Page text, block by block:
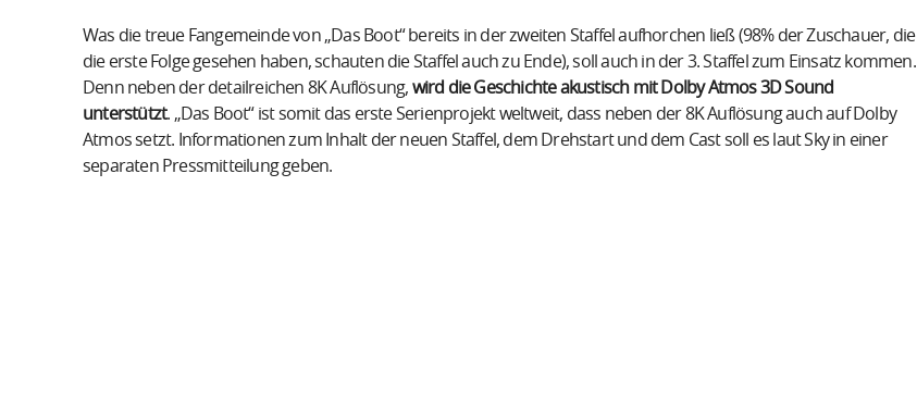
Was die treue Fangemeinde von „Das Boot“ bereits in der zweiten Staffel aufhorchen ließ (98% der Zuschauer, die
die erste Folge gesehen haben, schauten die Staffel auch zu Ende), soll auch in der 3. Staffel zum Einsatz kommen.
Denn neben der detailreichen 8K Auflösung, wird die Geschichte akustisch mit Dolby Atmos 3D Sound
unterstützt. „Das Boot“ ist somit das erste Serienprojekt weltweit, dass neben der 8K Auflösung auch auf Dolby
Atmos setzt. Informationen zum Inhalt der neuen Staffel, dem Drehstart und dem Cast soll es laut Sky in einer
separaten Pressmitteilung geben.